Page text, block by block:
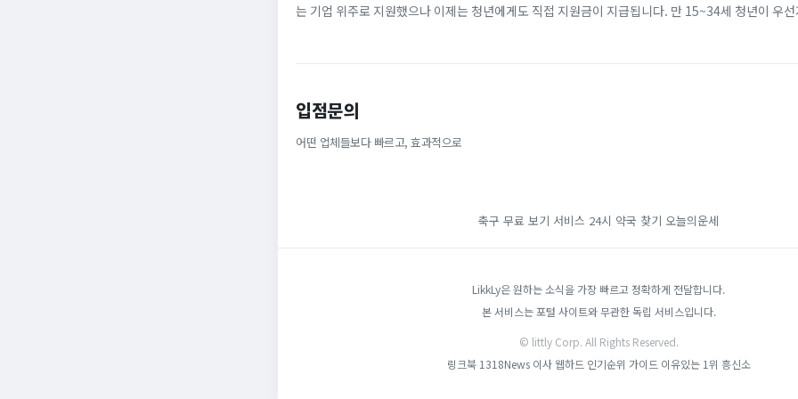
는 기업 위주로 지원했으나 이제는 청년에게도 직접 지원금이 지급됩니다. 만 15~34세 청년이 우
입점문의
어떤 업체들보다 빠르고, 효과적으로
축구 무료 보기 서비스 24시 약국 찾기 오늘의운세
LikkLy은 원하는 소식을 가장 빠르고 정확하게 전달합니다.
본 서비스는 포털 사이트와 무관한 독립 서비스입니다.
© littly Corp. All Rights Reserved.
링크북 1318News 이사 웹하드 인기순위 가이드 이유있는 1위 흥신소